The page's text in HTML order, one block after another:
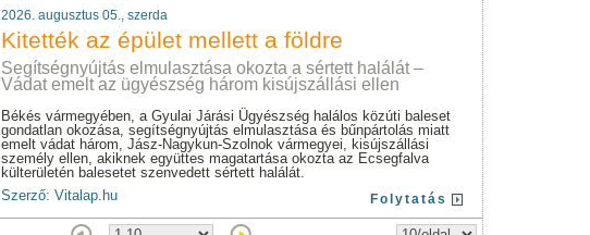
2026. augusztus 05., szerda
Kitették az épület mellett a földre
Segítségnyújtás elmulasztása okozta a sértett halálát –
Vádat emelt az ügyészség három kisújszállási ellen
Békés vármegyében, a Gyulai Járási Ügyészség halálos közúti baleset
gondatlan okozása, segítségnyújtás elmulasztása és bűnpártolás miatt
emelt vádat három, Jász-Nagykun-Szolnok vármegyei, kisújszállási
személy ellen, akiknek együttes magatartása okozta az Ecsegfalva
külterületén balesetet szenvedett sértett halálát.
Szerző: Vitalap.hu
Folytatás